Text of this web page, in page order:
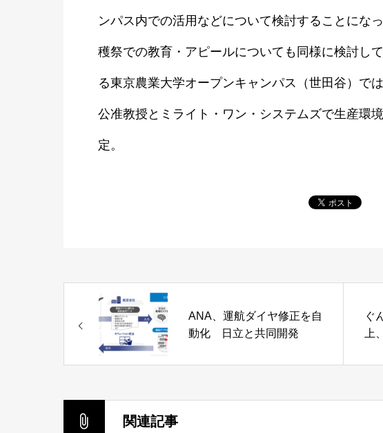
ンパス内での活用などについて検討することにな
穫祭での教育・アピールについても同様に検討し
る東京農業大学オープンキャンパス（世田谷）で
公准教授とミライト・ワン・システムズで生産環
定。
ANA、運航ダイヤ修正を自
動化 日立と共同開発
ぐ
上
関連記事